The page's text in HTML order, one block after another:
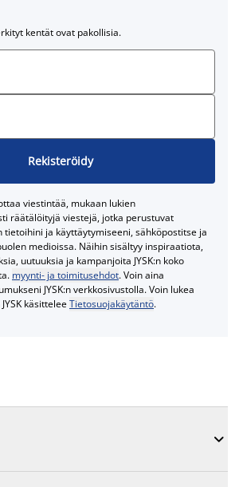
kentät ovat pakollisia.
Rekisteröidy
viestintää, mukaan lukien
räätälöityjä viestejä, jotka perustuvat
tietoihini ja käyttäytymiseeni, sähköpostitse ja
medioissa. Näihin sisältyy inspiraatiota,
uutuuksia ja kampanjoita JYSK:n koko
myynti- ja toimitusehdot. Voin aina
JYSK:n verkkosivustolla. Voin lukea
käsitteleeTietosuojakäytäntö.
